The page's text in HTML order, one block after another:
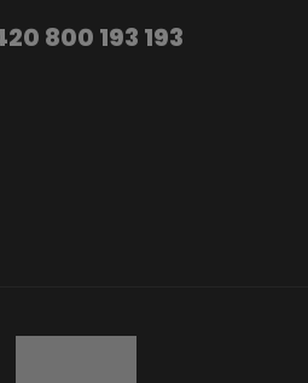
800 193 193